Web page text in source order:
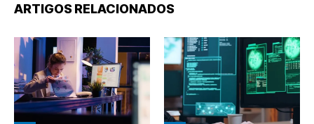
ARTIGOS RELACIONADOS